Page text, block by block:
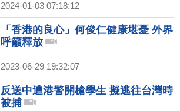
2024-01-03 07:18:12
「香港的良心」何俊仁健康堪憂 外界
呼籲釋放
2023-06-29 19:32:07
反送中遭港警開槍學生 擬逃往台灣時
被捕